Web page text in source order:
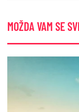
MOŽDA VAM SE